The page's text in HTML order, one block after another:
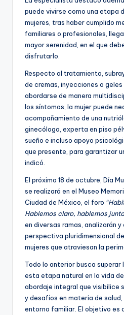
puede vivirse como una etapa
mujeres, tras haber cumplido
familiares o profesionales,
mayor serenidad, en el que
disfrutarlo.
Respecto al tratamiento,
de cremas, inyecciones o
abordarse de manera
los síntomas, la mujer puede
acompañamiento de una
ginecóloga, experta en piso
sueño e incluso apoyo
que presente, para garantizar
indicó.
El próximo 18 de octubre, Día
se realizará en el Museo
Ciudad de México, el foro
Hablemos claro, hablemos
en diversas ramas, analizarán
perspectiva pluridimensional
mujeres que atraviesan la
Todo lo anterior busca superar
esta etapa natural en la vida
abordaje integral que visibilice
y desafíos en materia de
entorno familiar. El objetivo es